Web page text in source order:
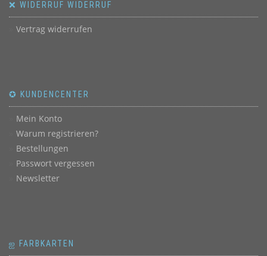
❌ WIDERRUF WIDERRUF
Vertrag widerrufen
✪ KUNDENCENTER
Mein Konto
Warum registrieren?
Bestellungen
Passwort vergessen
Newsletter
ஐ FARBKARTEN